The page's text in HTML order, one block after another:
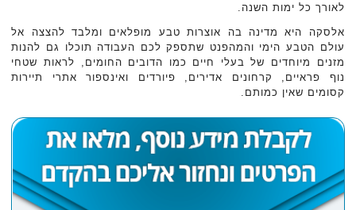
לאורך כל ימות השנה.
אלסקה היא מדינה בה אוצרות טבע מופלאים ומלבד להצצה אל
עולם הטבע הימי והמהפנט שתספק לכם העבודה תוכלו גם להנות
מזנים מיוחדים של בעלי חיים כמו הדובים החומים, לראות שטחי
נוף פראיים, קרחונים אדירים, פיורדים ואינספור אתרי תיירות
קסומים שאין כמותם.